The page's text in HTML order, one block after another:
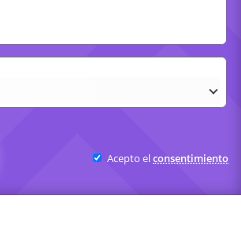
Acepto elconsentimiento